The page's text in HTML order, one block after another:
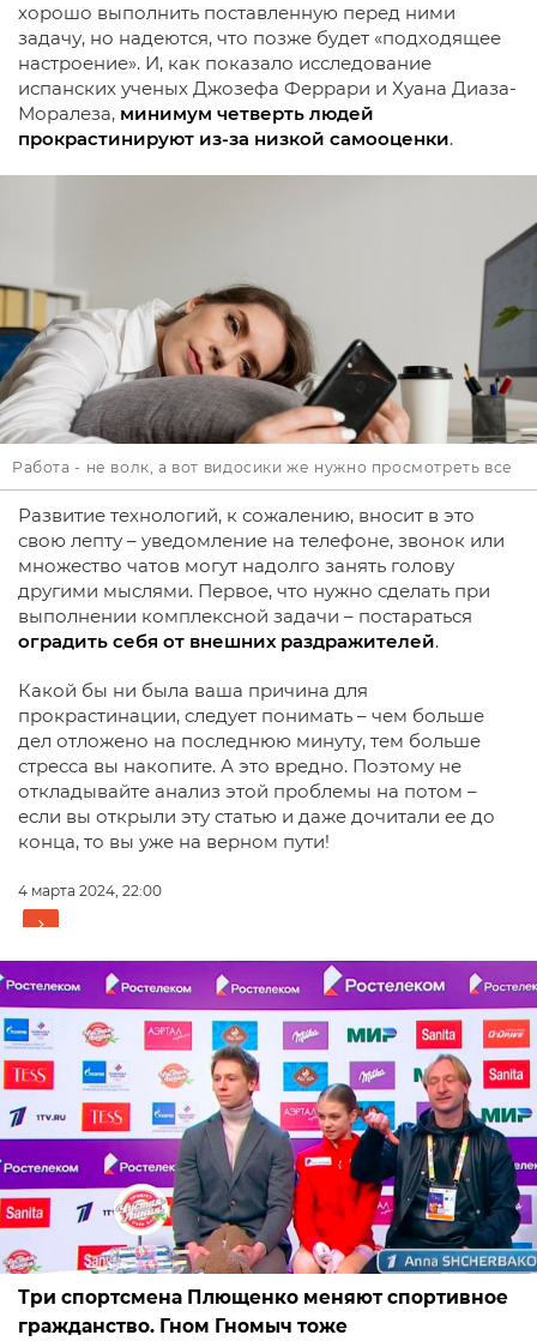
хорошо выполнить поставленную перед ними
задачу, но надеются, что позже будет «подходящее
настроение». И, как показало исследование
испанских ученых Джозефа Феррари и Хуана Диаза-
Моралеза, минимум четверть людей
прокрастинируют из-за низкой самооценки.
Работа - не волк, а вот видосики же нужно просмотреть все
Развитие технологий, к сожалению, вносит в это
свою лепту – уведомление на телефоне, звонок или
множество чатов могут надолго занять голову
другими мыслями. Первое, что нужно сделать при
выполнении комплексной задачи – постараться
оградить себя от внешних раздражителей.
Какой бы ни была ваша причина для
прокрастинации, следует понимать – чем больше
дел отложено на последнюю минуту, тем больше
стресса вы накопите. А это вредно. Поэтому не
откладывайте анализ этой проблемы на потом –
если вы открыли эту статью и даже дочитали ее до
конца, то вы уже на верном пути!
4 марта 2024, 22:00
Три спортсмена Плющенко меняют спортивное
гражданство. Гном Гномыч тоже